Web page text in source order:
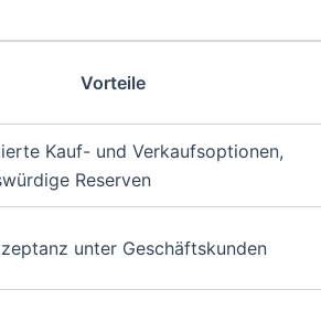
Vorteile
Kauf- und Verkaufsoptionen,
Reserven
unter Geschäftskunden